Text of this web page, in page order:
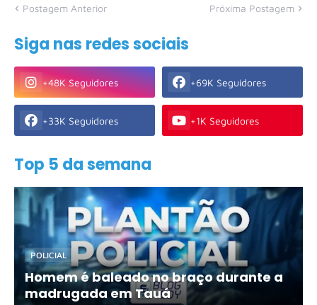
Postagem Anterior Próxima Postagem
Siga nas redes sociais
+48K Seguidores +69K Seguidores
+33K Seguidores +1K Seguidores
Top 5 da semana
POLICIAL
Homem é baleado no braço durante a
madrugada em Tauá